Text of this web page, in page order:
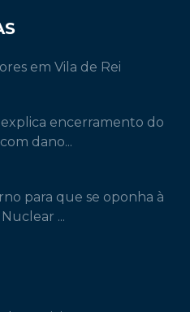
em Vila de Rei
explica encerramento do
dano...
para que se oponha à
...